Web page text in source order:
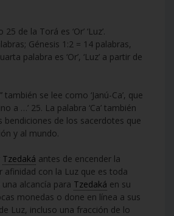
de la Torá es ‘Or’ ‘Luz’.
Génesis 1:2 = 14 palabras,
palabra es ‘Or’, ‘Luz’ a partir de
también se lee como ‘Janú-Ca’, que
a …’ 25. La palabra ‘Ca’ también
bendiciones de los sacerdotes que
y al mundo.
Tzedaká antes de encender la
afinidad con la Luz que es toda
alcancía para Tzedaká en su
monedas o done en línea a sus
Luz, incluso una fracción de lo